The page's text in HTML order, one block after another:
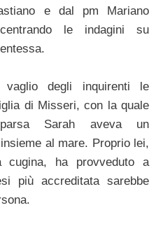
e dal pm Mariano
le indagini su
degli inquirenti le
di Misseri, con la quale
Sarah aveva un
al mare. Proprio lei,
cugina, ha provveduto a
più accreditata sarebbe